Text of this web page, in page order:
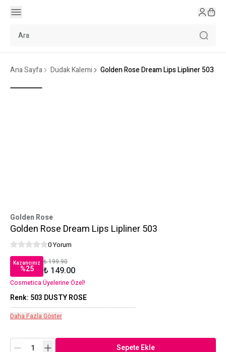
Ana Sayfa Dudak Kalemi Golden Rose Dream Lips Lipliner 503
Golden Rose
Golden Rose Dream Lips Lipliner 503
0 Yorum
Kazancınız
%25
₺ 199.90
₺ 149.00
Cosmetica Üyelerine Özel!
Renk: 503 DUSTY ROSE
Daha Fazla Göster
Sepete Ekle